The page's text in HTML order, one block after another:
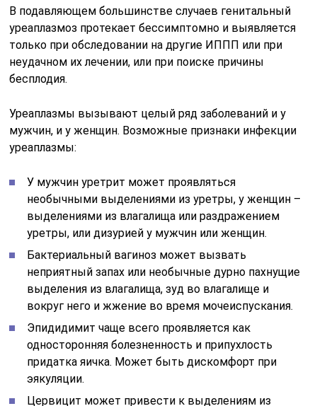
В подавляющем большинстве случаев генитальный
уреаплазмоз протекает бессимптомно и выявляется
только при обследовании на другие ИППП или при
неудачном их лечении, или при поиске причины
бесплодия.
Уреаплазмы вызывают целый ряд заболеваний и у
мужчин, и у женщин. Возможные признаки инфекции
уреаплазмы:
У мужчин уретрит может проявляться
необычными выделениями из уретры, у женщин –
выделениями из влагалища или раздражением
уретры, или дизурией у мужчин или женщин.
Бактериальный вагиноз может вызвать
неприятный запах или необычные дурно пахнущие
выделения из влагалища, зуд во влагалище и
вокруг него и жжение во время мочеиспускания.
Эпидидимит чаще всего проявляется как
односторонняя болезненность и припухлость
придатка яичка. Может быть дискомфорт при
эякуляции.
Цервицит может привести к выделениям из